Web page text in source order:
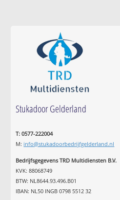
Stukadoor Gelderland
T: 0577-222004
M: info@stukadoorbedrijfgelderland.nl
Bedrijfsgegevens TRD Multidiensten B.V.
KVK: 88068749
BTW: NL8644.93.496.B01
IBAN: NL50 INGB 0798 5512 32